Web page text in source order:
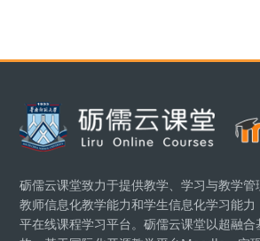
區塊
砺儒云课堂致力于提供教学、学习与教学管
教师信息化教学能力和学生信息化学习能
平在线课程学习平台。砺儒云课堂以超融